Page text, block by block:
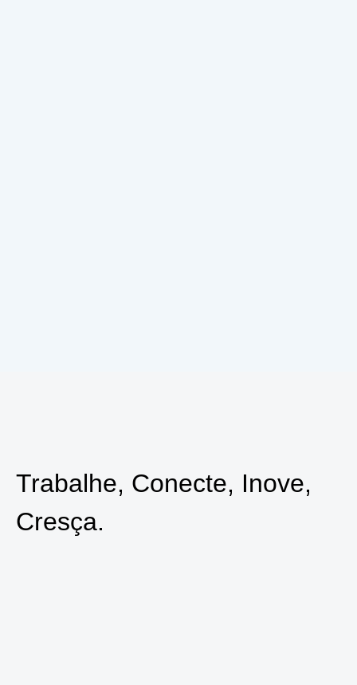
Trabalhe, Conecte, Inove,
Cresça.